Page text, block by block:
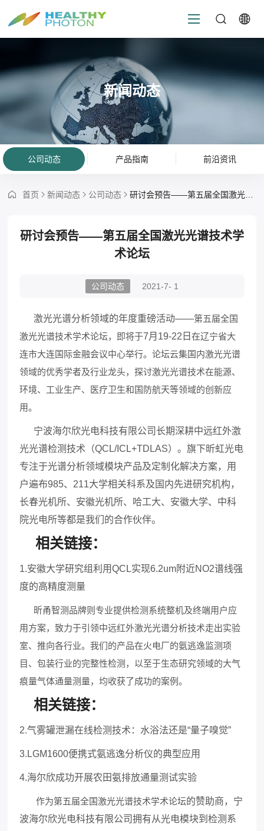
新闻动态
公司动态 产品指南 前沿资讯
首页 新闻动态 公司动态 研讨会预告——第五届全国激光光谱技术学术论坛
研讨会预告——第五届全国激光光谱技术学
术论坛
公司动态 2021-7- 1
激光光谱分析领域的年度重磅活动——第五届全国
激光光谱技术学术论坛，即将于7月 19-22 日在辽宁省大
连市大连国际金融会议中心举行。论坛云集国内激光光谱
领域的优秀学者及行业龙头，探讨激光光谱技术在能源、
环境、工业生产、医疗卫生和国防航天等领域的创新应
用。
宁波海尔欣光电科技有限公司长期深耕中远红外激
光光谱检测技术（QCL/ICL+TDLAS）。旗下昕虹光电
专注于光谱分析领域模块产品及定制化解决方案，用
户遍布985、 211大学相关科系及国内先进研究机构，
长春光机所、安徽光机所、哈工大、安徽大学、中科
院光电所等都是我们的合作伙伴。
相关链接：
1.安徽大学研究组利用QCL实现6.2um附近NO2谱线强
度的高精度测量
昕甬智测品牌则专业提供检测系统整机及终端用户应
用方案，致力于引领中远红外激光光谱分析技术走出实验
室、推向各行业。我们的产品在火电厂的氨逃逸监测项
目、包装行业的完整性检测，以至于生态研究领域的大气
痕量气体通量测量，均收获了成功的案例。
相关链接：
2.气雾罐泄漏在线检测技术：水浴法还是“量子嗅觉”
3. LGM1600便携式氨逃逸分析仪的典型应用
4.海尔欣成功开展农田氨排放通量测试实验
作为第五届全国激光光谱技术学术论坛的赞助商，宁
波海尔欣光电科技有限公司拥有从光电模块到检测系